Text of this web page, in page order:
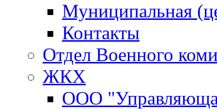
Муниципальная
Контакты
Отдел Военного
ЖКХ
ООО